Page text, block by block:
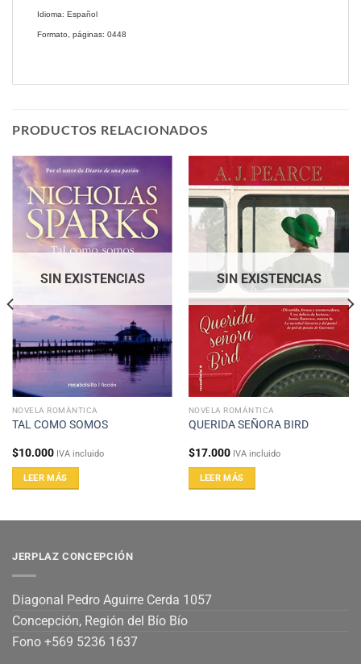
Idioma: Español
Formato, páginas: 0448
PRODUCTOS RELACIONADOS
SIN EXISTENCIAS
NOVELA ROMÁNTICA
TAL COMO SOMOS
$10.000 IVA incluido
LEER MÁS
SIN EXISTENCIAS
NOVELA ROMÁNTICA
QUERIDA SEÑORA BIRD
$17.000 IVA incluido
LEER MÁS
JERPLAZ CONCEPCIÓN
Diagonal Pedro Aguirre Cerda 1057
Concepción, Región del Bío Bío
Fono +569 5236 1637